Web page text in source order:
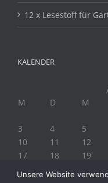
12 x Lesestoff für
KALENDER
M
D M
3
4 5
10
11 12
17
18 19
Unsere Website